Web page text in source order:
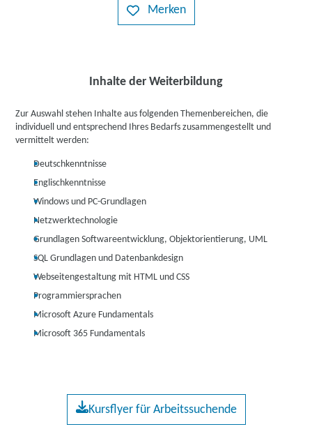
Merken
Inhalte der Weiterbildung
Zur Auswahl stehen Inhalte aus folgenden Themenbereichen, die
individuell und entsprechend Ihres Bedarfs zusammengestellt und
vermittelt werden:
Deutschkenntnisse
Englischkenntnisse
Windows und PC-Grundlagen
Netzwerktechnologie
Grundlagen Softwareentwicklung, Objektorientierung, UML
SQL Grundlagen und Datenbankdesign
Webseitengestaltung mit HTML und CSS
Programmiersprachen
Microsoft Azure Fundamentals
Microsoft 365 Fundamentals
Kursflyer für Arbeitssuchende